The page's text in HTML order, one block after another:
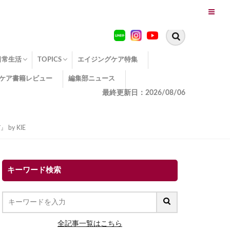
常生活
化
秘
TOPICS
エイジングケア TOPICS
コラーゲンサプリの効果
エイジングケアクイズ
季節別のエイジングケア
幸福とエイジングケア
温活でアンチエイジング
イオン導入
エイジングケア3つのポイント
エイジングケアセミナー
エイジングケアトピックス
動画でみるエイジングケア
エイジングケア特集
ア書籍レビュー 編集部ニュース
最終更新日：2026/08/06
by KIE
キーワード検索
全記事一覧はこちら